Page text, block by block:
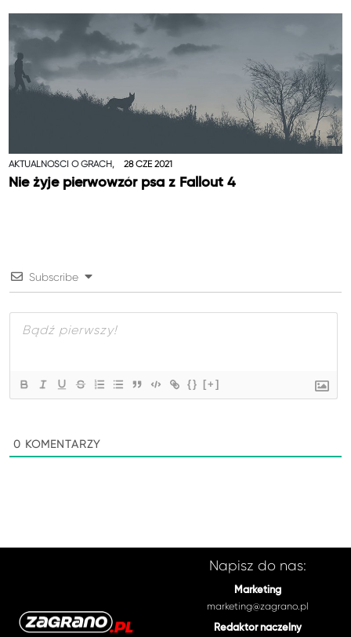
AKTUALNOŚCI O GRACH, 28 CZE 2021
Nie żyje pierwowzór psa z Fallout 4
Subscribe
{} [+]
0 KOMENTARZY
Napisz do nas:
Marketing
marketing@zagrano.pl
Redaktor naczelny